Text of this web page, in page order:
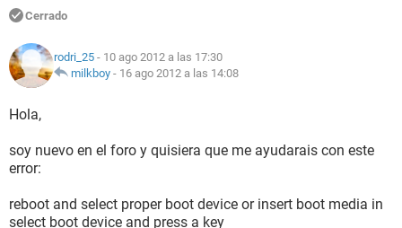
Cerrado
rodri_25 - 10 ago 2012 a las 17:30
milkboy - 16 ago 2012 a las 14:08
Hola,
soy nuevo en el foro y quisiera que me ayudarais con este
error:
reboot and select proper boot device or insert boot media in
select boot device and press a key